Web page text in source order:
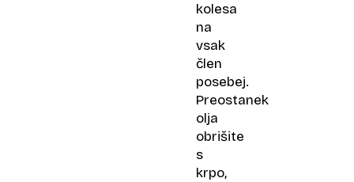
kolesa
na
vsak
člen
posebej.
Preostanek
olja
obrišite
s
krpo,